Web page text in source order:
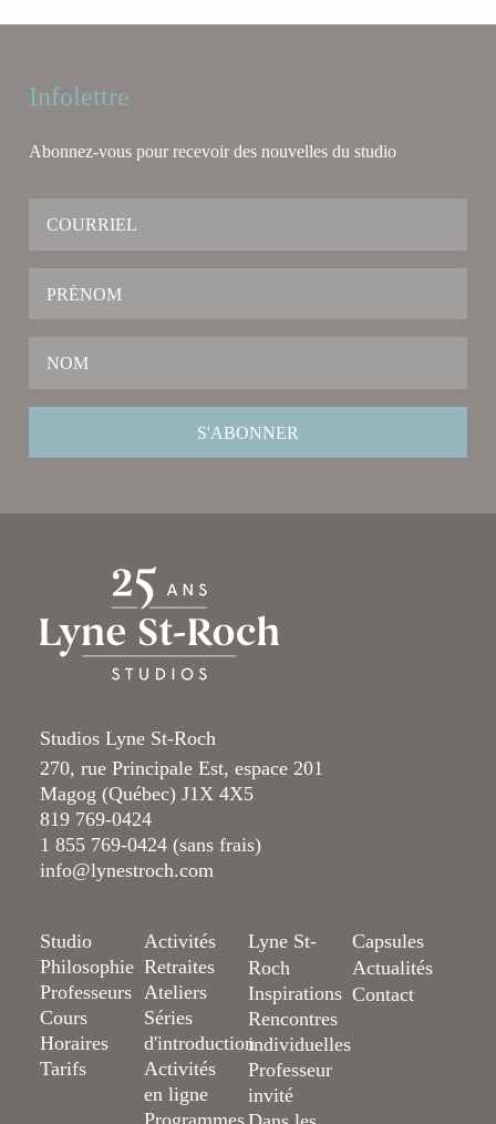
Infolettre
Abonnez-vous pour recevoir des nouvelles du studio
Studios Lyne St-Roch
270, rue Principale Est, espace 201
Magog (Québec) J1X 4X5
819 769-0424
1 855 769-0424 (sans frais)
info@lynestroch.com
Studio
Philosophie
Professeurs
Cours
Horaires
Tarifs
Activités
Retraites
Ateliers
Séries
d'introduction
Activités
en ligne
Programmes
Lyne St-
Roch
Inspirations
Rencontres
individuelles
Professeur
invité
Capsules
Actualités
Contact